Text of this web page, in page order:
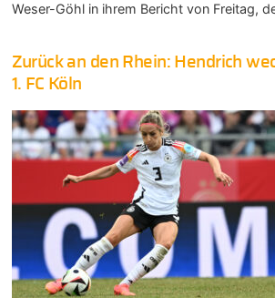
Weser-Göhl in ihrem Bericht von Freitag,
Zurück an den Rhein: Hendrich
1. FC Köln